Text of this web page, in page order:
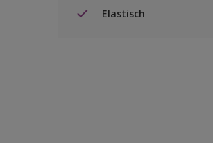
Elastisch